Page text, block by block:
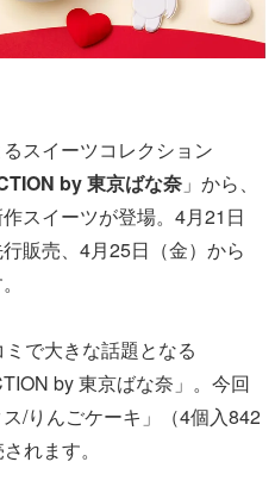
スイーツコレクション
by 東京ばな奈 」から、
スイーツが登場。4月21日
販売、4月25日（金）から
で大きな話題となる
by 東京ばな奈」。今回
/りんごケーキ」（4個入842
れます。